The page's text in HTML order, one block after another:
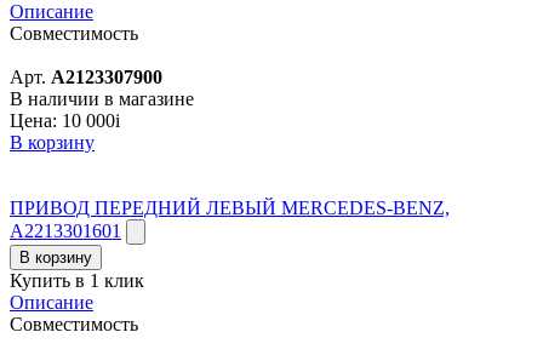
Описание
Совместимость
Арт. A2123307900
В наличии в магазине
Цена: 10 000i
В корзину
ПРИВОД ПЕРЕДНИЙ ЛЕВЫЙ MERCEDES-BENZ,
A2213301601
В корзину
Купить в 1 клик
Описание
Совместимость